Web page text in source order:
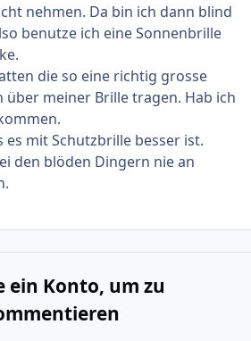
nehmen. Da bin ich dann blind
benutze ich eine Sonnenbrille
die so eine richtig grosse
über meiner Brille tragen. Hab ich
es mit Schutzbrille besser ist.
den blöden Dingern nie an
ein Konto, um zu